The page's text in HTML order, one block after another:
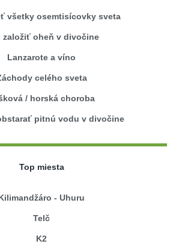
všetky osemtisícovky sveta
založiť oheň v divočine
Lanzarote a víno
celého sveta
/ horská choroba
pitnú vodu v divočine
Top miesta
- Uhuru
Telč
K2